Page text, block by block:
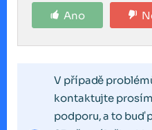
Ano
V případě
kontaktujte
podporu, a to buď